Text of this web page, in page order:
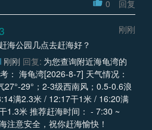
0 回复
刚刚
海公园几点去赶海好？
刚刚 回复: 为您查询附近海龟湾的
： 海龟湾[2026-8-7] 天气情况：
27°-29°；2-3级西南风；0.5-0.6浪
满2.3米 / 12:17干1米 / 16:20满
1.3米 推荐赶海时间： - 7:30 ~
注意安全，祝你赶海愉快！